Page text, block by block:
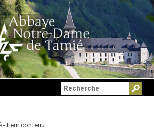
- Leur contenu